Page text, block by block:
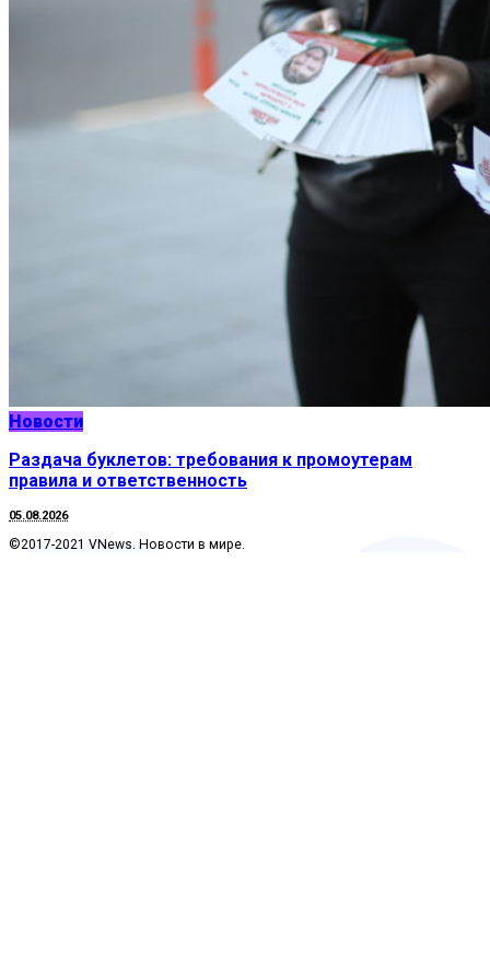
Новости
Раздача буклетов: требования к промоутерам
правила и ответственность
05.08.2026
©2017-2021 VNews. Новости в мире.